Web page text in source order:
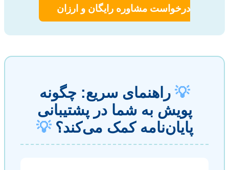
درخواست مشاوره رایگان و ارزان
💡 راهنمای سریع: چگونه
پویش به شما در پشتیبانی
پایان‌نامه کمک می‌کند؟💡